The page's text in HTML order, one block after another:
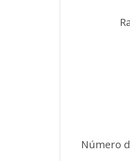
Número